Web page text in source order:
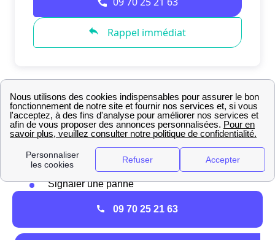
Durtol : informations sur les services de gaz et
électricité
à Durtol, contactez Engie pour :
Ouvrir un compteur
Explorer leurs offres
Signaler une panne
au gaz le Durtolois.09 70 25 21 63